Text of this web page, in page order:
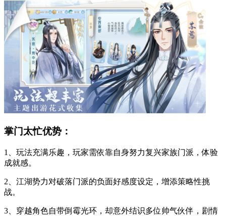
掌门太忙优势：
1、玩法充满乐趣，玩家需依靠自身努力复兴家族门派，体验
成就感。
2、江湖势力对破落门派的负面好感度设定，增添策略性挑
战。
3、穿越角色自带倒霉光环，却意外结识多位帅气伙伴，剧情